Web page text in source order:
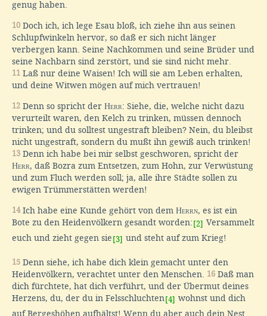
genug haben.
10 Doch ich, ich lege Esau bloß, ich ziehe ihn aus seinen
Schlupfwinkeln hervor, so daß er sich nicht länger
verbergen kann. Seine Nachkommen und seine Brüder und
seine Nachbarn sind zerstört, und sie sind nicht mehr.
11 Laß nur deine Waisen! Ich will sie am Leben erhalten,
und deine Witwen mögen auf mich vertrauen!
12 Denn so spricht der Herr: Siehe, die, welche nicht dazu
verurteilt waren, den Kelch zu trinken, müssen dennoch
trinken; und du solltest ungestraft bleiben? Nein, du bleibst
nicht ungestraft, sondern du mußt ihn gewiß auch trinken!
13 Denn ich habe bei mir selbst geschworen, spricht der
Herr, daß Bozra zum Entsetzen, zum Hohn, zur Verwüstung
und zum Fluch werden soll; ja, alle ihre Städte sollen zu
ewigen Trümmerstätten werden!
14Ich habe eine Kunde gehört von dem Herrn, es ist ein
Bote zu den Heidenvölkern gesandt worden: [2] Versammelt
euch und zieht gegen sie [3] und steht auf zum Krieg!
15 Denn siehe, ich habe dich klein gemacht unter den
Heidenvölkern, verachtet unter den Menschen. 16 Daß man
dich fürchtete, hat dich verführt, und der Übermut deines
Herzens, du, der du in Felsschluchten [4] wohnst und dich
auf Bergeshöhen aufhältst! Wenn du aber auch dein Nest